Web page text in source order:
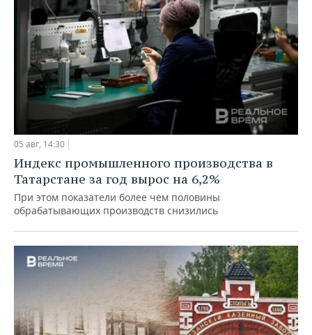
05 авг, 14:30
Индекс промышленного производства в
Татарстане за год вырос на 6,2%
При этом показатели более чем половины
обрабатывающих производств снизились